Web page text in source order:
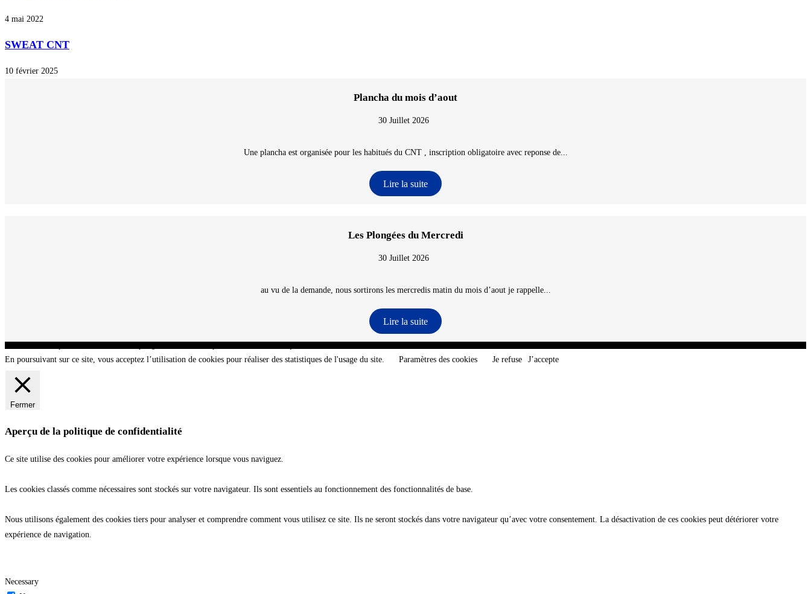
4 mai 2022
SWEAT CNT
10 février 2025
Plancha du mois d’aout
30 Juillet 2026
Une plancha est organisée pour les habitués du CNT , inscription obligatoire avec reponse de...
Lire la suite
Les Plongées du Mercredi
30 Juillet 2026
au vu de la demande, nous sortirons les mercredis matin du mois d’aout je rappelle...
Lire la suite
En poursuivant sur ce site, vous acceptez l’utilisation de cookies pour réaliser des statistiques de l'usage du site. Paramètres des cookies Je refuse J’accepte
Fermer
Aperçu de la politique de confidentialité
Ce site utilise des cookies pour améliorer votre expérience lorsque vous naviguez.
Les cookies classés comme nécessaires sont stockés sur votre navigateur. Ils sont essentiels au fonctionnement des fonctionnalités de base.
Nous utilisons également des cookies tiers pour analyser et comprendre comment vous utilisez ce site. Ils ne seront stockés dans votre navigateur qu’avec votre consentement. La désactivation de ces cookies peut détériorer votre
expérience de navigation.
Necessary